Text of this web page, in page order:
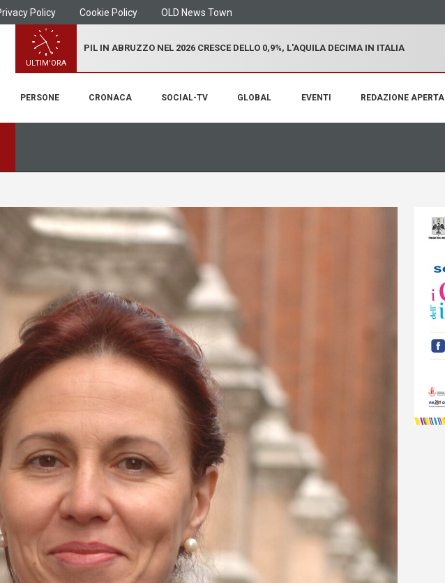
Policy Cookie Policy OLD News Town
ULTIM'ORA
PIL IN ABRUZZO NEL 2026 CRESCE DELLO 0,9%, L'AQUILA DECIMA IN ITALIA
PERSONE CRONACA SOCIAL-TV GLOBAL EVENTI REDAZIONE APERTA